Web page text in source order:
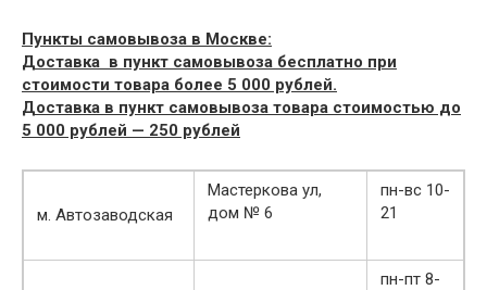
Пункты самовывоза в Москве:
Доставка в пункт самовывоза бесплатно при
стоимости товара более 5 000 рублей.
Доставка в пункт самовывоза товара стоимостью до
5 000 рублей — 250 рублей
м. Автозаводская
Мастеркова ул,
дом № 6
пн-вс 10-
21
пн-пт 8-